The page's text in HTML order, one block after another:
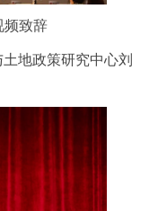
频致辞
地政策研究中心刘